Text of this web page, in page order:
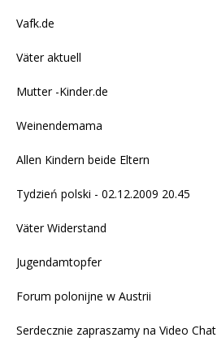
Vafk.de
Väter aktuell
Mutter -Kinder.de
Weinendemama
Allen Kindern beide Eltern
Tydzień polski - 02.12.2009 20.45
Väter Widerstand
Jugendamtopfer
Forum polonijne w Austrii
Serdecznie zapraszamy na Video Chat